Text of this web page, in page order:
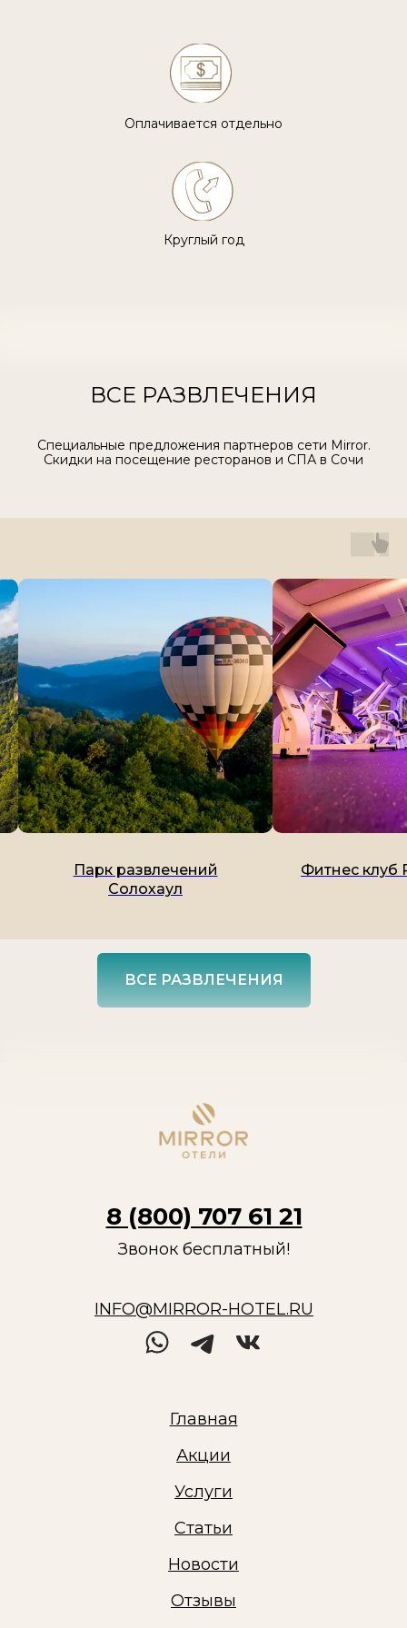
Оплачивается отдельно
Круглый год
ВСЕ РАЗВЛЕЧЕНИЯ
Специальные предложения партнеров сети Mirror.
Скидки на посещение ресторанов и СПА в Сочи
Парк развлечений
Солохаул
Фитнес клуб
ВСЕ РАЗВЛЕЧЕНИЯ
Звонок бесплатный!
Главная
Акции
Услуги
Статьи
Новости
Отзывы
8 (800) 707 61 21
INFO@MIRROR-HOTEL.RU